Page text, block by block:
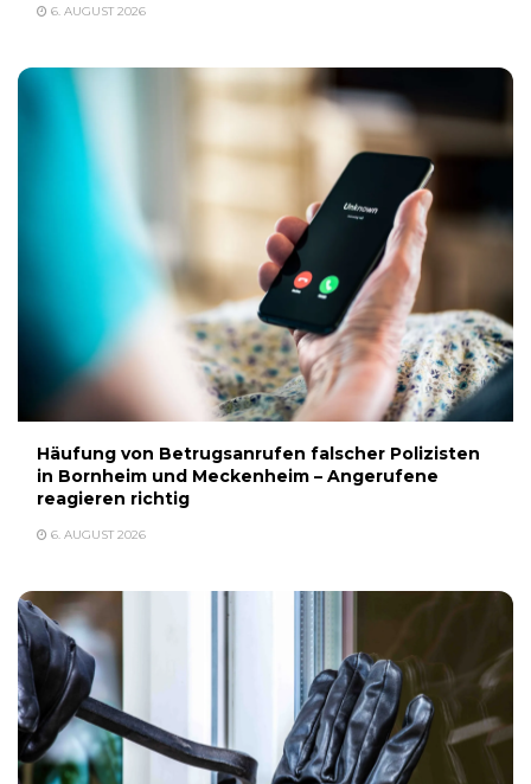
6. AUGUST 2026
Häufung von Betrugsanrufen falscher Polizisten
in Bornheim und Meckenheim – Angerufene
reagieren richtig
6. AUGUST 2026